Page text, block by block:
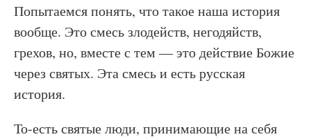
Попытаемся понять, что такое наша история
вообще. Это смесь злодейств, негодяйств,
грехов, но, вместе с тем — это действие Божие
через святых. Эта смесь и есть русская
история.
То-есть святые люди, принимающие на себя